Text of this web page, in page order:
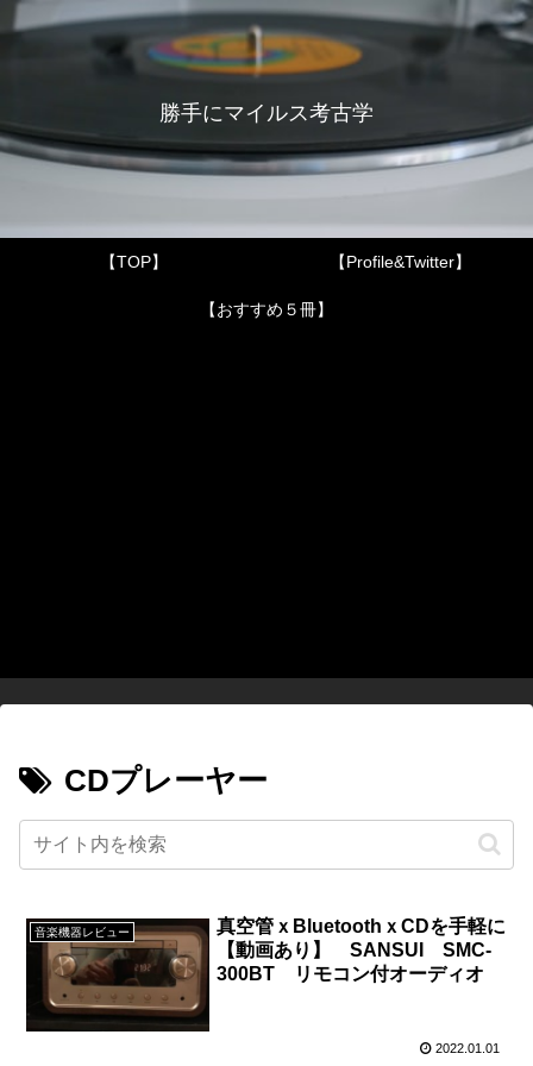
勝手にマイルス考古学
【TOP】 【Profile&Twitter】
【おすすめ５冊】
CDプレーヤー
音楽機器レビュー
真空管ｘBluetoothｘCDを手軽に
【動画あり】 SANSUI SMC-
300BT リモコン付オーディオ
2022.01.01